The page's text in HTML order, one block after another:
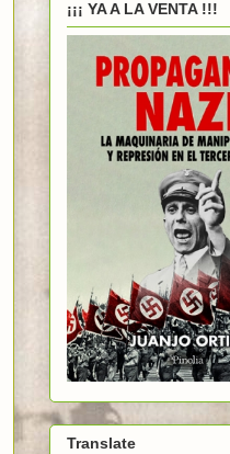
¡¡¡ YA A LA VENTA !!!
Translate